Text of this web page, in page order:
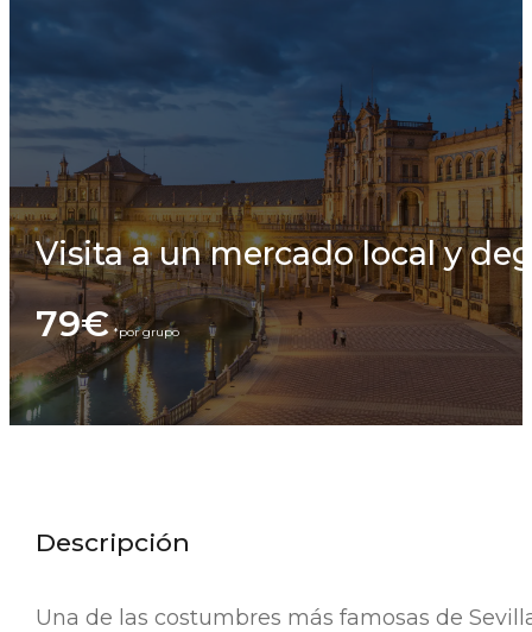
Visita a un mercado local y
79€
Descripción
Una de las costumbres más famosas de